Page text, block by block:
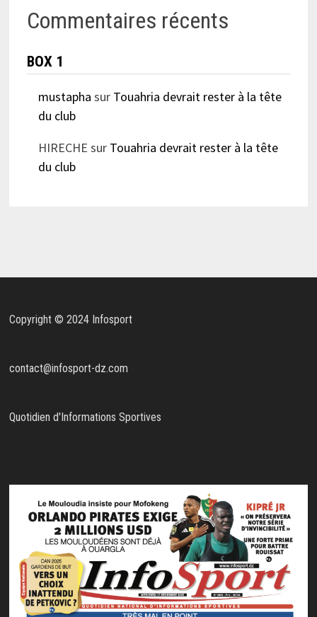
Commentaires récents
BOX 1
mustapha sur Touahria devrait rester à la tête
du club
HIRECHE sur Touahria devrait rester à la tête
du club
Copyright © 2024 Infosport
contact@infosport-dz.com
Quotidien d'Informations Sportives